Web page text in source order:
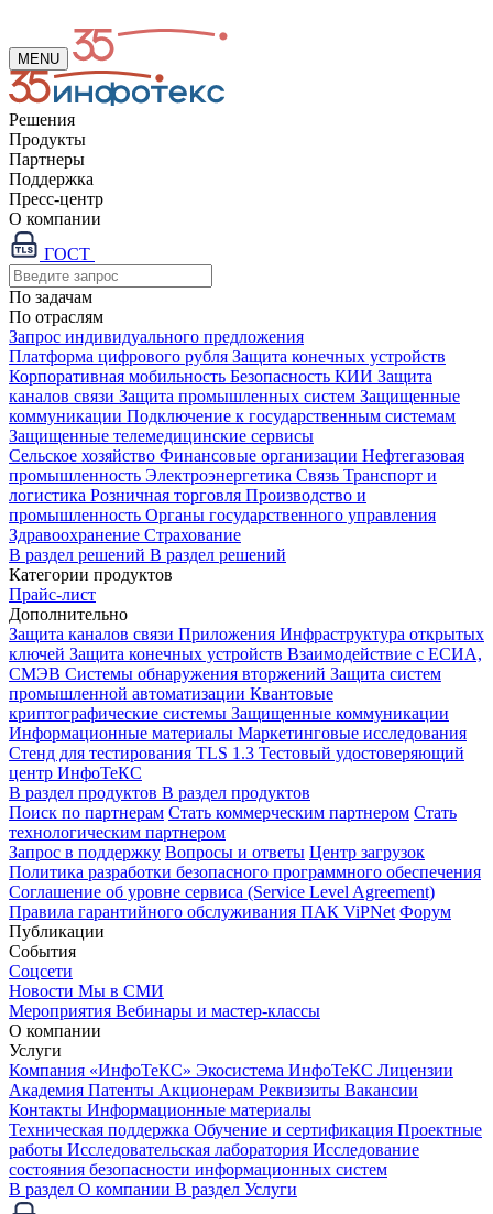
MENU
Решения
Продукты
Партнеры
Поддержка
Пресс-центр
О компании
ГОСТ
По задачам
По отраслям
Запрос индивидуального предложения
Платформа цифрового рубля Защита конечных устройств
Корпоративная мобильность Безопасность КИИ Защита
каналов связи Защита промышленных систем Защищенные
коммуникации Подключение к государственным системам
Защищенные телемедицинские сервисы
Сельское хозяйство Финансовые организации Нефтегазовая
промышленность Электроэнергетика Связь Транспорт и
логистика Розничная торговля Производство и
промышленность Органы государственного управления
Здравоохранение Страхование
В раздел решений В раздел решений
Категории продуктов
Прайс-лист
Дополнительно
Защита каналов связи Приложения Инфраструктура открытых
ключей Защита конечных устройств Взаимодействие с ЕСИА,
СМЭВ Системы обнаружения вторжений Защита систем
промышленной автоматизации Квантовые
криптографические системы Защищенные коммуникации
Информационные материалы Маркетинговые исследования
Стенд для тестирования TLS 1.3 Тестовый удостоверяющий
центр ИнфоТеКС
В раздел продуктов В раздел продуктов
Поиск по партнерам Стать коммерческим партнером Стать
технологическим партнером
Запрос в поддержку Вопросы и ответы Центр загрузок
Политика разработки безопасного программного обеспечения
Соглашение об уровне сервиса (Service Level Agreement)
Правила гарантийного обслуживания ПАК ViPNet Форум
Публикации
События
Соцсети
Новости Мы в СМИ
Мероприятия Вебинары и мастер-классы
О компании
Услуги
Компания «ИнфоТеКС» Экосистема ИнфоТеКС Лицензии
Академия Патенты Акционерам Реквизиты Вакансии
Контакты Информационные материалы
Техническая поддержка Обучение и сертификация Проектные
работы Исследовательская лаборатория Исследование
состояния безопасности информационных систем
В раздел О компании В раздел Услуги